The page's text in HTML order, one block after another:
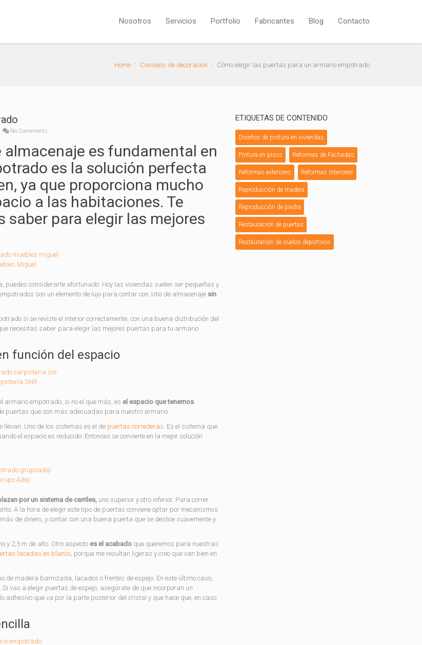
Nosotros Servicios Portfolio Fabricantes Blog Contacto
Home Consejos de decoración Cómo elegir las puertas para un armario empotrado
No Comments
es fundamental en
es la solución perfecta
ya que proporciona mucho
a las habitaciones. Te
para elegir las mejores
Miguel
puedes considerarte afortunado. Hoy las viviendas suelen ser pequeñas y
son un elemento de lujo para contar con sitio de almacenaje sin
si se reviste el interior correctamente, con una buena distribución del
necesitas saber para elegir las mejores puertas para tu armario
función del espacio
SNR
empotrado, si no el que más, es el espacio que tenemos
puertas que son más adecuadas para nuestro armario.
llevan. Uno de los sistemas es el de puertas correderas. Es el sistema que
el espacio es reducido. Entonces se convierte en la mejor solución.
Adip
por un sistema de carriles, uno superior y otro inferior. Para correr
A la hora de elegir este tipo de puertas conviene optar por mecanismos
de dinero, y contar con una buena puerta que se deslice suavemente y
y 2,5 m de alto. Otro aspecto es el acabado que queremos para nuestras
lacadas en blanco, porque me resultan ligeras y creo que van bien en
madera barnizada, lacados o frentes de espejo. En este último caso,
vas a elegir puertas de espejo, asegúrate de que incorporan un
que va por la parte posterior del cristal y que hace que, en caso
ETIQUETAS DE CONTENIDO
Diseños de pintura en viviendas
Pintura en pisos Reformas de Fachadas
Reformas exteriores Reformas interiores
Reproducción de madera
Reproducción de piedra
Restauración de puertas
Restauración de suelos deportivos